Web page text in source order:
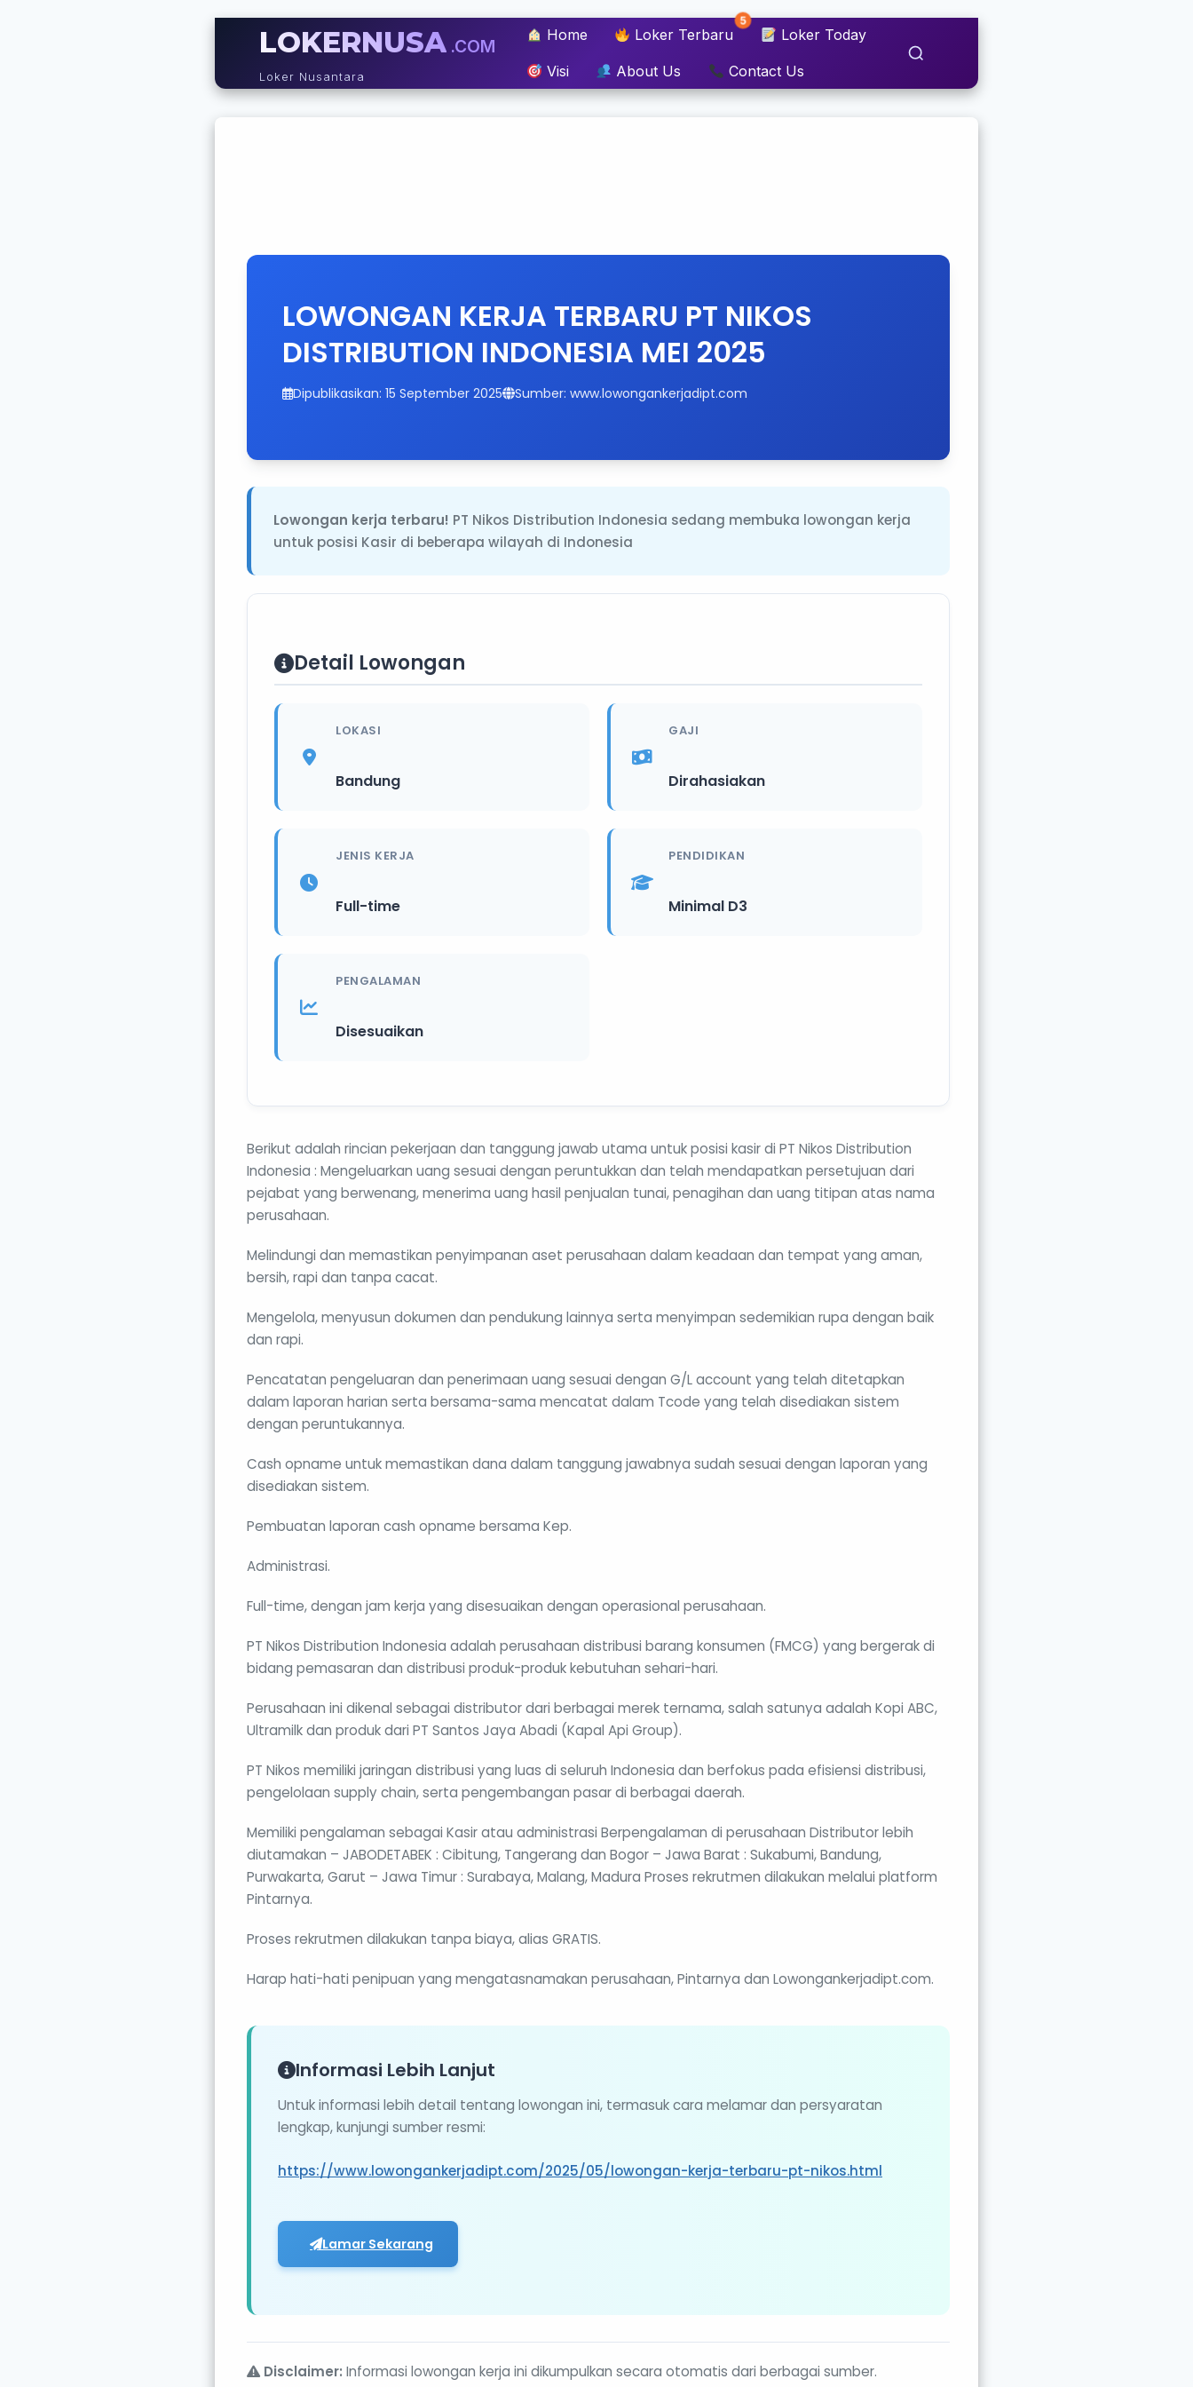
LOKERNUSA .COM
Loker Nusantara
Home Loker Terbaru
5
Loker Today
Visi About Us Contact Us
LOWONGAN KERJA TERBARU PT NIKOS
DISTRIBUTION INDONESIA MEI 2025
Dipublikasikan: 15 September 2025 Sumber: www.lowongankerjadipt.com
Lowongan kerja terbaru! PT Nikos Distribution Indonesia sedang membuka lowongan kerja
untuk posisi Kasir di beberapa wilayah di Indonesia
Detail Lowongan
LOKASI
Bandung
GAJI
Dirahasiakan
JENIS KERJA
Full-time
PENDIDIKAN
Minimal D3
PENGALAMAN
Disesuaikan
Berikut adalah rincian pekerjaan dan tanggung jawab utama untuk posisi kasir di PT Nikos Distribution
Indonesia : Mengeluarkan uang sesuai dengan peruntukkan dan telah mendapatkan persetujuan dari
pejabat yang berwenang, menerima uang hasil penjualan tunai, penagihan dan uang titipan atas nama
perusahaan.
Melindungi dan memastikan penyimpanan aset perusahaan dalam keadaan dan tempat yang aman,
bersih, rapi dan tanpa cacat.
Mengelola, menyusun dokumen dan pendukung lainnya serta menyimpan sedemikian rupa dengan baik
dan rapi.
Pencatatan pengeluaran dan penerimaan uang sesuai dengan G/L account yang telah ditetapkan
dalam laporan harian serta bersama-sama mencatat dalam Tcode yang telah disediakan sistem
dengan peruntukannya.
Cash opname untuk memastikan dana dalam tanggung jawabnya sudah sesuai dengan laporan yang
disediakan sistem.
Pembuatan laporan cash opname bersama Kep.
Administrasi.
Full-time, dengan jam kerja yang disesuaikan dengan operasional perusahaan.
PT Nikos Distribution Indonesia adalah perusahaan distribusi barang konsumen (FMCG) yang bergerak di
bidang pemasaran dan distribusi produk-produk kebutuhan sehari-hari.
Perusahaan ini dikenal sebagai distributor dari berbagai merek ternama, salah satunya adalah Kopi ABC,
Ultramilk dan produk dari PT Santos Jaya Abadi (Kapal Api Group).
PT Nikos memiliki jaringan distribusi yang luas di seluruh Indonesia dan berfokus pada efisiensi distribusi,
pengelolaan supply chain, serta pengembangan pasar di berbagai daerah.
Memiliki pengalaman sebagai Kasir atau administrasi Berpengalaman di perusahaan Distributor lebih
diutamakan – JABODETABEK : Cibitung, Tangerang dan Bogor – Jawa Barat : Sukabumi, Bandung,
Purwakarta, Garut – Jawa Timur : Surabaya, Malang, Madura Proses rekrutmen dilakukan melalui platform
Pintarnya.
Proses rekrutmen dilakukan tanpa biaya, alias GRATIS.
Harap hati-hati penipuan yang mengatasnamakan perusahaan, Pintarnya dan Lowongankerjadipt.com.
Informasi Lebih Lanjut
Untuk informasi lebih detail tentang lowongan ini, termasuk cara melamar dan persyaratan
lengkap, kunjungi sumber resmi:
https://www.lowongankerjadipt.com/2025/05/lowongan-kerja-terbaru-pt-nikos.html
Lamar Sekarang
Disclaimer: Informasi lowongan kerja ini dikumpulkan secara otomatis dari berbagai sumber.